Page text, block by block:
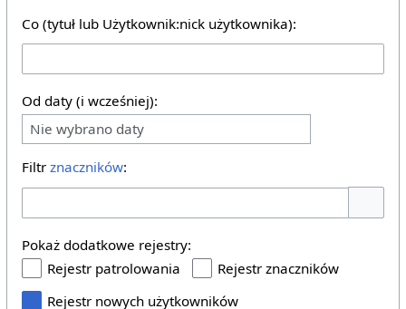
Co (tytuł lub Użytkownik:nick użytkownika):
Od daty (i wcześniej):
Nie wybrano daty
Filtr znaczników:
Pokaż dodatkowe rejestry:
Rejestr patrolowania
Rejestr znaczników
Rejestr nowych użytkowników